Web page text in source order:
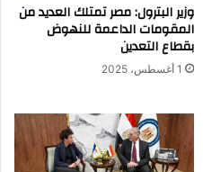
وزير البترول: مصر تمتلك العديد من
المقومات الداعمة للنهوض
بقطاع التعدين
1 أغسطس، 2025